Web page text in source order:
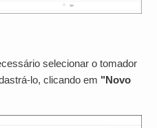
selecionar o tomador
lo, clicando em "Novo